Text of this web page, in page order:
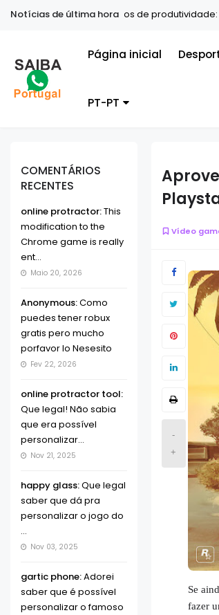
Curiosidades Segredos de produtividade:
Notícias de última hora
Página inicial
PT-PT
COMENTÁRIOS
RECENTES
online protractor:This
modification to the
Chrome game is really
ent...
Maio 20, 2026
Anonymous:Como
puedes tener robux
gratis pero mucho
porfavor lo Nesesito
Fev 22, 2026
online protractor tool:
Que legal! Não sabia
que era possível
personalizar...
Nov 21, 2025
happy glass:Que legal
saber que dá pra
personalizar o jogo do
...
Nov 03, 2025
gartic phone:Adorei
saber que é possível
personalizar o famoso
Vídeo
-
+
Se
fazer